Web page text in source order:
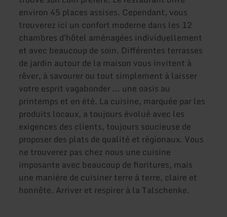
environ 45 places assises. Cependant, vous
trouverez ici un confort moderne dans les 12
chambres d'hôtel aménagées individuellement
et avec beaucoup de soin. Différentes terrasses
de jardin autour de la maison vous invitent à
rêver, à savourer ou tout simplement à laisser
votre esprit vagabonder ... une oasis au
printemps et en été. La cuisine, marquée par les
produits locaux, a toujours évolué avec les
exigences des clients, toujours soucieuse de
proposer des plats de qualité et régionaux. Vous
ne trouverez pas chez nous une cuisine
imposante avec beaucoup de fioritures, mais
une manière de cuisiner terre à terre, claire et
honnête. Arriver et respirer à la Talschenke.